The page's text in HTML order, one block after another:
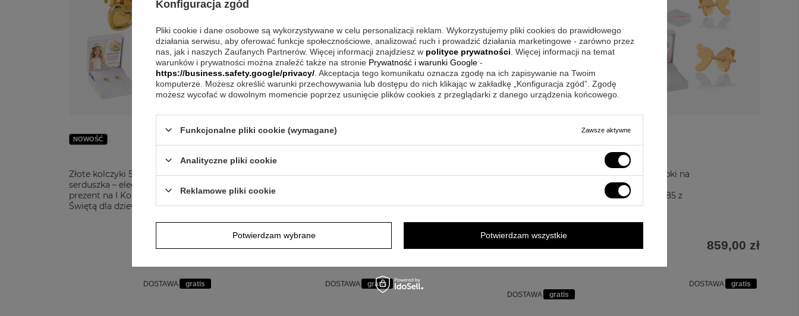
NOWOŚĆ
Złote kolczyki 585
serduszka – elegancki
prezent na I Komunię
Świętą dla dziewczynki
479,00 zł
DOSTAWA gratis
Złote kolczyki pr.
Prezent z
Dedykacją
349,00 zł
DOSTAWA gratis
Złote kolczyki pr.
Prezent z
DOSTAWA gratis
Kolczyki stópki na
Roczek dla
chrześnicy 585 z
dedykacją
859,00 zł
DOSTAWA gratis
Konfiguracja zgód
Pliki cookie i dane osobowe są wykorzystywane w celu personalizacji reklam. Wykorzystujemy pliki cookies do prawidłowego
działania serwisu, aby oferować funkcje społecznościowe, analizować ruch i prowadzić działania marketingowe - zarówno przez
nas, jak i naszych Zaufanych Partnerów. Więcej informacji znajdziesz w polityce prywatności . Więcej informacji na temat
warunków i prywatności można znaleźć także na stronie Prywatność i warunki Google -
https://business.safety.google/privacy/ . Akceptacja tego komunikatu oznacza zgodę na ich zapisywanie na Twoim
komputerze. Możesz określić warunki przechowywania lub dostępu do nich klikając w zakładkę „Konfiguracja zgód”. Zgodę
możesz wycofać w dowolnym momencie poprzez usunięcie plików cookies z przeglądarki z danego urządzenia końcowego.
Funkcjonalne pliki cookie (wymagane) Zawsze aktywne
Analityczne pliki cookie
Reklamowe pliki cookie
Potwierdzam wybrane Potwierdzam wszystkie